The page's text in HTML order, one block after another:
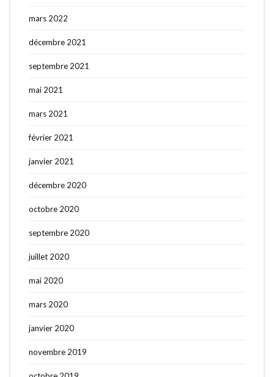
mars 2022
décembre 2021
septembre 2021
mai 2021
mars 2021
février 2021
janvier 2021
décembre 2020
octobre 2020
septembre 2020
juillet 2020
mai 2020
mars 2020
janvier 2020
novembre 2019